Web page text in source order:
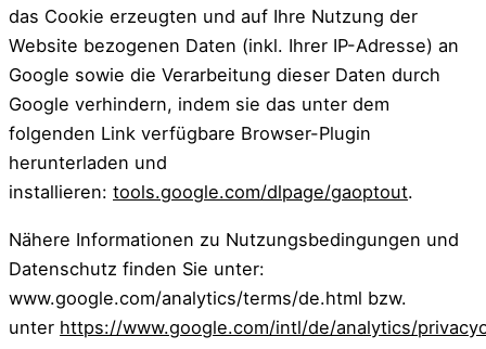
das Cookie erzeugten und auf Ihre Nutzung der
Website bezogenen Daten (inkl. Ihrer IP-Adresse) an
Google sowie die Verarbeitung dieser Daten durch
Google verhindern, indem sie das unter dem
folgenden Link verfügbare Browser-Plugin
herunterladen und
installieren: tools.google.com/dlpage/gaoptout.
Nähere Informationen zu Nutzungsbedingungen und
Datenschutz finden Sie unter:
www.google.com/analytics/terms/de.html bzw.
unter https://www.google.com/intl/de/analytics/